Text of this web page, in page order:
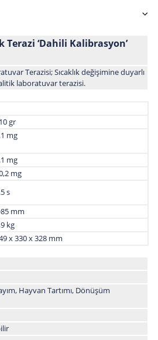
Terazi ‘Dahili Kalibrasyon’
Terazisi; Sıcaklık değişimine duyarlı
laboratuvar terazisi.
gr
0,1 mg
mg
mg
s
mm
kg
x 330 x 328 mm
Hayvan Tartımı, Dönüşüm